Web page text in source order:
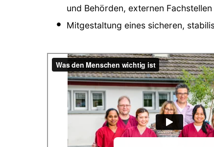
und Behörden, externen
Mitgestaltung eines sicheren,